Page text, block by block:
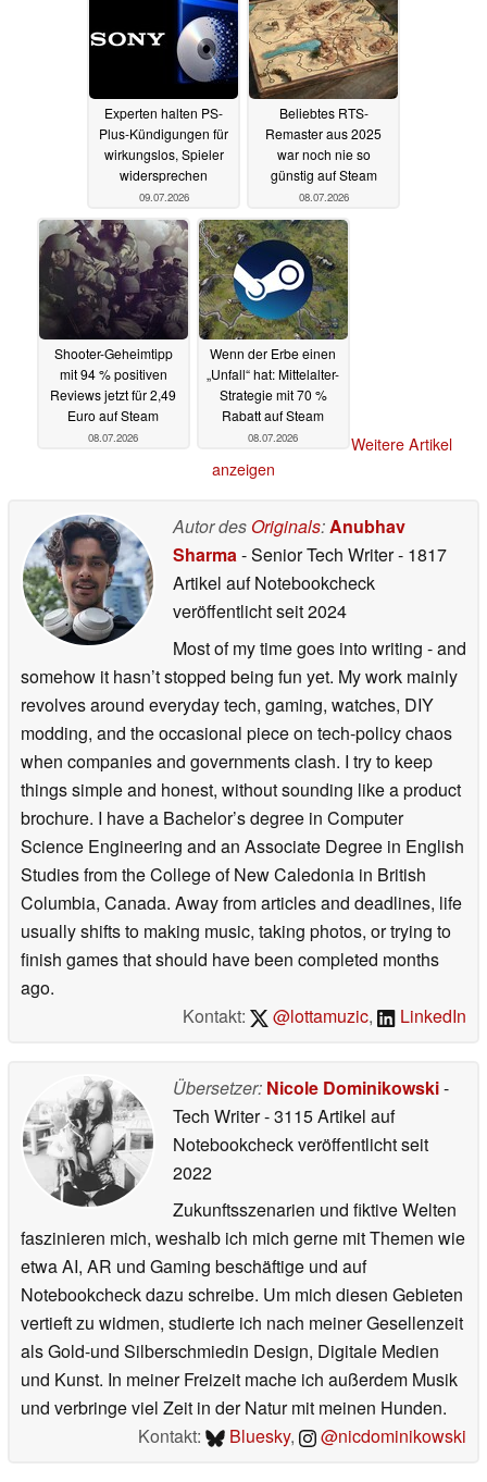
Experten halten PS-
Plus-Kündigungen für
wirkungslos, Spieler
widersprechen
09.07.2026
Beliebtes RTS-
Remaster aus 2025
war noch nie so
günstig auf Steam
08.07.2026
Shooter-Geheimtipp
mit 94 % positiven
Reviews jetzt für 2,49
Euro auf Steam
08.07.2026
Wenn der Erbe einen
„Unfall“ hat: Mittelalter-
Strategie mit 70 %
Rabatt auf Steam
08.07.2026
Weitere Artikel
anzeigen
Autor des Originals:Anubhav
Sharma- Senior Tech Writer- 1817
Artikel auf Notebookcheck
veröffentlichtseit 2024
Most of my time goes into writing - and
somehow it hasn’t stopped being fun yet. My work mainly
revolves around everyday tech, gaming, watches, DIY
modding, and the occasional piece on tech-policy chaos
when companies and governments clash. I try to keep
things simple and honest, without sounding like a product
brochure. I have a Bachelor’s degree in Computer
Science Engineering and an Associate Degree in English
Studies from the College of New Caledonia in British
Columbia, Canada. Away from articles and deadlines, life
usually shifts to making music, taking photos, or trying to
finish games that should have been completed months
ago.
Kontakt:
@lottamuzic, LinkedIn
Übersetzer: Nicole Dominikowski-
Tech Writer- 3115 Artikel auf
Notebookcheck veröffentlichtseit
2022
Zukunftsszenarien und fiktive Welten
faszinieren mich, weshalb ich mich gerne mit Themen wie
etwa AI, AR und Gaming beschäftige und auf
Notebookcheck dazu schreibe. Um mich diesen Gebieten
vertieft zu widmen, studierte ich nach meiner Gesellenzeit
als Gold-und Silberschmiedin Design, Digitale Medien
und Kunst. In meiner Freizeit mache ich außerdem Musik
und verbringe viel Zeit in der Natur mit meinen Hunden.
Kontakt:
Bluesky, @nicdominikowski